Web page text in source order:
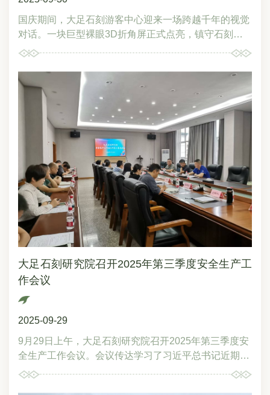
继承传统基础上的文化创新实践。“这些文化符号的智
慧，在于展现每个人内心本自具足的光明本性。”张博
士从传统文化经典的要义出发，阐释平等包容的核心思
的心灵升华。思想碰撞：从知识传递到智慧启迪培训现
场，讲解员们与张博士的互动格外热烈。一位资深讲解
员提出关于经目塔数字含义的疑问，张博士没有直接解
答，而是引导大家思考：“或许，古人正是要通过这种
开放性表达，让我们超越表象，去体会文化内涵的丰富
可能。”这种启发式的探讨，让在场每个人都成为文化
思考的参与者。薪火相传：让石刻在讲述中新生这场培
训的意义，远不止于知识的传递。当讲解员们带着对文
化内涵的深层理解重返讲解一线，他们将成为连接古今
的文化使者，让每一尊造像、每一处铭文，都在娓娓道
来中焕发新的生命力。暮色渐浓，培训在思想的余韵中
落下帷幕。但属于大足石刻的文化故事，将在每一位讲
解员的讲述中，获得永恒的续写。当学术的深度遇见传
播的温度，这些沉默千年的石头，终将在每一个倾听者
的心中，激起悠远的回响。
国庆期间，大足石刻游客中心迎来一场跨越千年的视觉
对话。一块巨型裸眼3D折角屏正式点亮，镇守石刻近
千年的大威德明王首次“破壁”而出，携雷霆之势扑面而
三维建模技术，精准还原宝顶山圆觉洞造像细节。屏幕
中，明王怒目灼灼、战甲流光，逼真的立体效果令观众
惊叹不已。此次展示还融入了《黑神话：悟空》游戏中
的大足石刻数字场景，实现古今文化的精彩碰撞。“还
没走进核心景区，魂已被摄走！”首批体验者连连称
赞。这场一分钟的视觉盛宴，成为游客感受大足石刻的
全新序章。据悉，大足石刻研究院此次升级紧扣“科技
赋能文化”主题，结合圆觉洞保护工程与游戏数字资
产，对多尊经典造像进行精细数字化复原，让千年石刻
在现代科技中焕发新生。这个国庆，来大足石刻见证这
一场传统与科技交融的文化盛宴，感受石刻艺术的心
跳。
大足石刻研究院召开2025年第三季度安全生产工
作会议
2025-09-29
9月29日上午，大足石刻研究院召开2025年第三季度安
全生产工作会议。会议传达学习了习近平总书记近期关
于防汛救灾工作的重要指示，及国家文物局和市文化旅